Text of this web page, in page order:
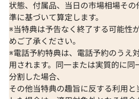
K18 ブルートパーズ・ダイヤモンド
65.57・0.26・0.06ct
参考買取価格
309,000円
2026年7月10日時点
状態、付属品、当日の市場相場そ
準に基づいて算定します。
※当特典は予告なく終了する可能性
めご了承ください。
※電話予約特典は、電話予約のうえ
用されます。同一または実質的に同
分割した場合、
その他当特典の趣旨に反する利用